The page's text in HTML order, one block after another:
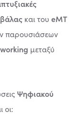
και του eMT
παρουσιάσεων
μεταξύ
Ψηφιακού
οι: